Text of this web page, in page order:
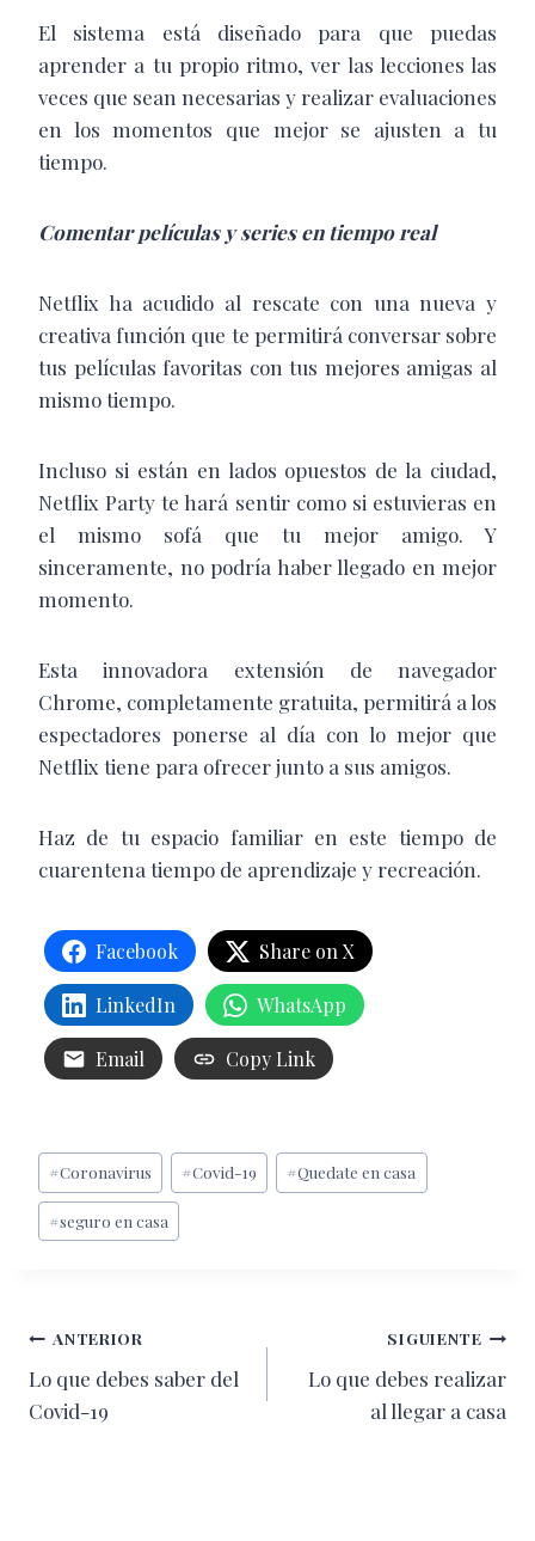
El sistema está diseñado para que puedas
aprender a tu propio ritmo, ver las lecciones las
veces que sean necesarias y realizar evaluaciones
en los momentos que mejor se ajusten a tu
tiempo.
Comentar películas y series en tiempo real
Netflix ha acudido al rescate con una nueva y
creativa función que te permitirá conversar sobre
tus películas favoritas con tus mejores amigas al
mismo tiempo.
Incluso si están en lados opuestos de la ciudad,
Netflix Party te hará sentir como si estuvieras en
el mismo sofá que tu mejor amigo. Y
sinceramente, no podría haber llegado en mejor
momento.
Esta innovadora extensión de navegador
Chrome, completamente gratuita, permitirá a los
espectadores ponerse al día con lo mejor que
Netflix tiene para ofrecer junto a sus amigos.
Haz de tu espacio familiar en este tiempo de
cuarentena tiempo de aprendizaje y recreación.
Facebook Share on X
LinkedIn WhatsApp
Email Copy Link
Etiquetas
de
la
#Coronavirus #Covid-19 #Quedate en casa
#seguro en casa
Navegación
de
ANTERIOR
Lo que debes saber del
Covid-19
SIGUIENTE
Lo que debes realizar
al llegar a casa